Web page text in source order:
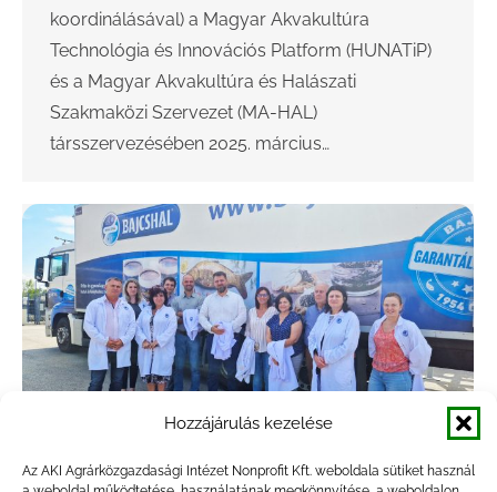
Hozzájárulás kezelése
Az AKI Agrárközgazdasági Intézet Nonprofit Kft. weboldala sütiket használ
koordinálásával) a Magyar Akvakultúra
Technológia és Innovációs Platform (HUNATiP)
és a Magyar Akvakultúra és Halászati
Szakmaközi Szervezet (MA-HAL)
társszervezésében 2025. március…